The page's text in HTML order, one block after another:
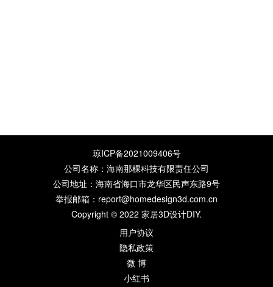
琼ICP备2021009406号
公司名称：海南那棵科技有限责任公司
公司地址：海南省海口市龙华区民声东路9号
举报邮箱：report@homedesign3d.com.cn
Copyright © 2022 家居3D设计DIY.
用户协议
隐私政策
微 博
小红书